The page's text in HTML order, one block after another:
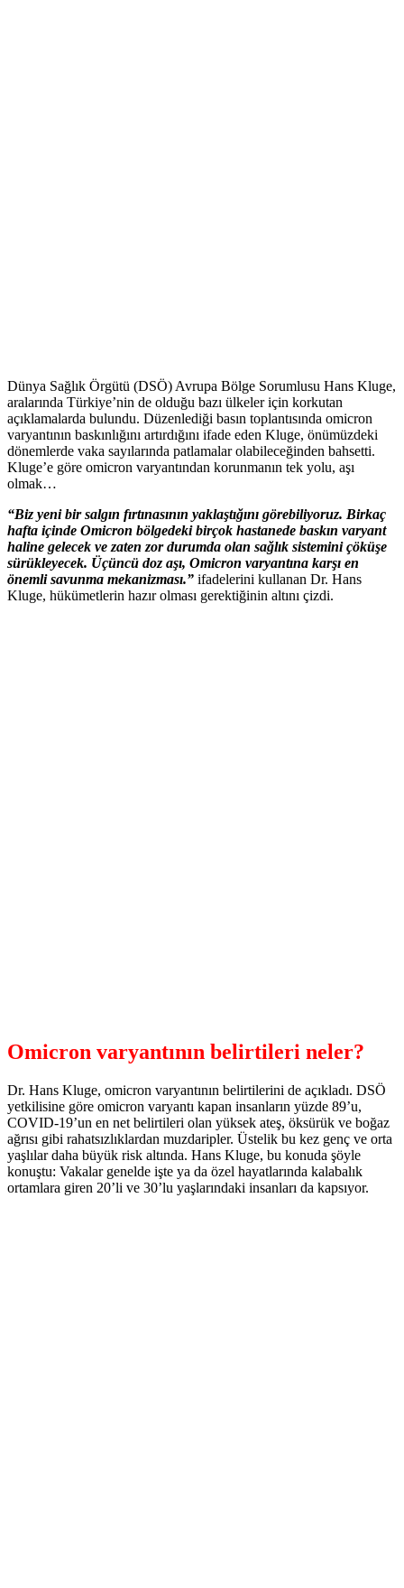
Dünya Sağlık Örgütü (DSÖ) Avrupa Bölge Sorumlusu Hans Kluge,
aralarında Türkiye’nin de olduğu bazı ülkeler için korkutan
açıklamalarda bulundu. Düzenlediği basın toplantısında omicron
varyantının baskınlığını artırdığını ifade eden Kluge, önümüzdeki
dönemlerde vaka sayılarında patlamalar olabileceğinden bahsetti.
Kluge’e göre omicron varyantından korunmanın tek yolu, aşı
olmak…
“Biz yeni bir salgın fırtınasının yaklaştığını görebiliyoruz. Birkaç
hafta içinde Omicron bölgedeki birçok hastanede baskın varyant
haline gelecek ve zaten zor durumda olan sağlık sistemini çöküşe
sürükleyecek. Üçüncü doz aşı, Omicron varyantına karşı en
önemli savunma mekanizması.” ifadelerini kullanan Dr. Hans
Kluge, hükümetlerin hazır olması gerektiğinin altını çizdi.
Omicron varyantının belirtileri neler?
Dr. Hans Kluge, omicron varyantının belirtilerini de açıkladı. DSÖ
yetkilisine göre omicron varyantı kapan insanların yüzde 89’u,
COVID-19’un en net belirtileri olan yüksek ateş, öksürük ve boğaz
ağrısı gibi rahatsızlıklardan muzdaripler. Üstelik bu kez genç ve orta
yaşlılar daha büyük risk altında. Hans Kluge, bu konuda şöyle
konuştu: Vakalar genelde işte ya da özel hayatlarında kalabalık
ortamlara giren 20’li ve 30’lu yaşlarındaki insanları da kapsıyor.